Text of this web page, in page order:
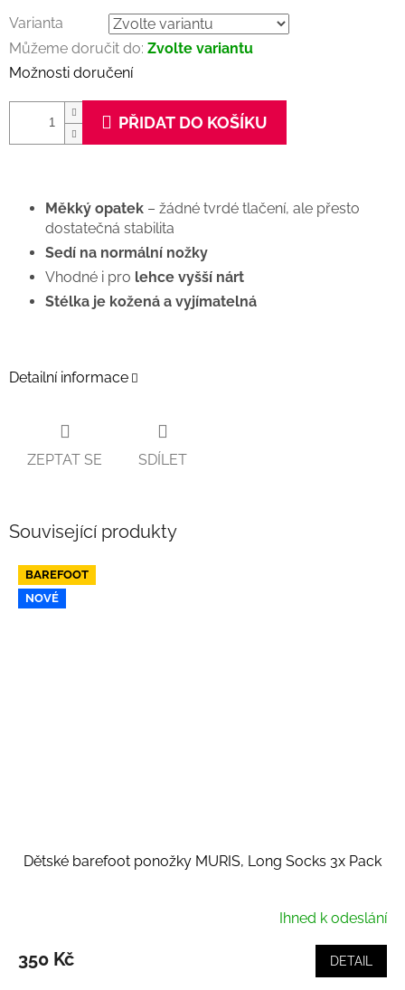
Varianta
Můžeme doručit do: Zvolte variantu
Možnosti doručení
PŘIDAT DO KOŠÍKU
Měkký opatek – žádné tvrdé tlačení, ale přesto
dostatečná stabilita
Sedí na normální nožky
Vhodné i pro lehce vyšší nárt
Stélka je kožená a vyjímatelná
Detailní informace
ZEPTAT SE SDÍLET
Související produkty
BAREFOOT
NOVÉ
Dětské barefoot ponožky MURIS, Long Socks 3x Pack
Ihned k odeslání
350 Kč DETAIL